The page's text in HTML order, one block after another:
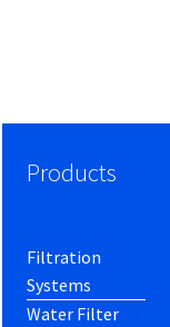
Products
Filtration
Systems
Water Filter